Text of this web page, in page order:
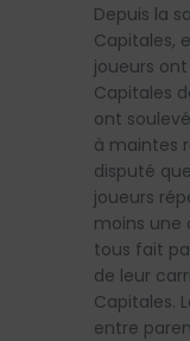
50/50
Zone
Depuis la
Capitales,
joueurs
Capitales
ont
à maintes
disputé
joueurs
moins une
tous fait
de leur
Capitales.
entre